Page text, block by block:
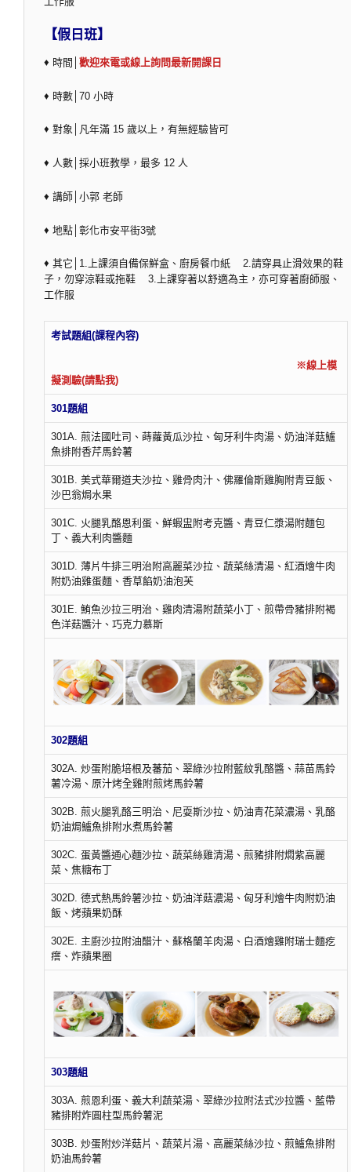
【假日班】
♦ 時間│ 歡迎來電或線上詢問最新開課日
♦ 時數│70 小時
♦ 對象│凡年滿 15 歲以上，有無經驗皆可
♦ 人數│採小班教學，最多 12 人
♦ 講師│小郭 老師
♦ 地點│彰化市安平街3號
♦ 其它│1.上課須自備保鮮盒、廚房餐巾紙 2.請穿具止滑效果的鞋
子，勿穿涼鞋或拖鞋 3.上課穿著以舒適為主，亦可穿著廚師服、
工作服
考試題組(課程內容)
※線上模
擬測驗(請點我)
301題組
301A. 煎法國吐司、蒔蘿黃瓜沙拉、匈牙利牛肉湯、奶油洋菇鱸
魚排附香芹馬鈴薯
301B. 美式華爾道夫沙拉、雞骨肉汁、佛羅倫斯雞胸附青豆飯、
沙巴翁焗水果
301C. 火腿乳酪恩利蛋、鮮蝦盅附考克醬、青豆仁漿湯附麵包
丁、義大利肉醬麵
301D. 薄片牛排三明治附高麗菜沙拉、蔬菜絲清湯、紅酒燴牛肉
附奶油雞蛋麵、香草餡奶油泡芙
301E. 鮪魚沙拉三明治、雞肉清湯附蔬菜小丁、煎帶骨豬排附褐
色洋菇醬汁、巧克力慕斯
302題組
302A. 炒蛋附脆培根及蕃茄、翠綠沙拉附藍紋乳酪醬、蒜苗馬鈴
薯冷湯、原汁烤全雞附煎烤馬鈴薯
302B. 煎火腿乳酪三明治、尼耍斯沙拉、奶油青花菜濃湯、乳酪
奶油焗鱸魚排附水煮馬鈴薯
302C. 蛋黃醬通心麵沙拉、蔬菜絲雞清湯、煎豬排附燜紫高麗
菜、焦糖布丁
302D. 德式熱馬鈴薯沙拉、奶油洋菇濃湯、匈牙利燴牛肉附奶油
飯、烤蘋果奶酥
302E. 主廚沙拉附油醋汁、蘇格蘭羊肉湯、白酒燴雞附瑞士麵疙
瘩、炸蘋果圈
303題組
303A. 煎恩利蛋、義大利蔬菜湯、翠綠沙拉附法式沙拉醬、藍帶
豬排附炸圓柱型馬鈴薯泥
303B. 炒蛋附炒洋菇片、蔬菜片湯、高麗菜絲沙拉、煎鱸魚排附
奶油馬鈴薯